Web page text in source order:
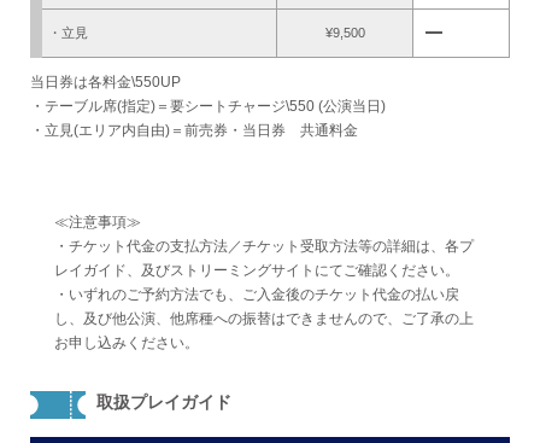
・立見 ¥9,500 remove
当日券は各料金\550UP
・テーブル席(指定)＝要シートチャージ\550 (公演当日)
・立見(エリア内自由)＝前売券・当日券 共通料金
≪注意事項≫
・チケット代金の支払方法／チケット受取方法等の詳細は、各プ
レイガイド、及びストリーミングサイトにてご確認ください。
・いずれのご予約方法でも、ご入金後のチケット代金の払い戻
し、及び他公演、他席種への振替はできませんので、ご了承の上
お申し込みください。
取扱プレイガイド